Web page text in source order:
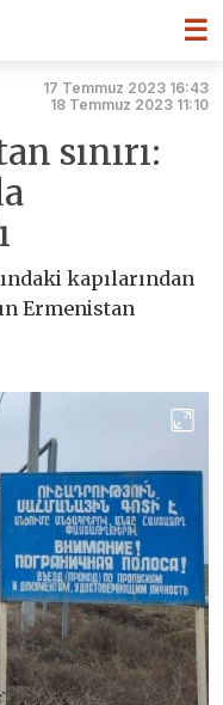
☰
17 Temmuz 2023 16:43
18 Temmuz 2023 11:10
sınırı:
kapılarından
Ermenistan